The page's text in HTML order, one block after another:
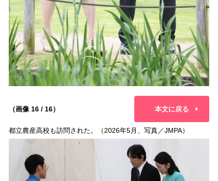
（画像 16 / 16） 本文に戻る
都立農産高校も訪問された。（2026年5月、写真／JMPA）